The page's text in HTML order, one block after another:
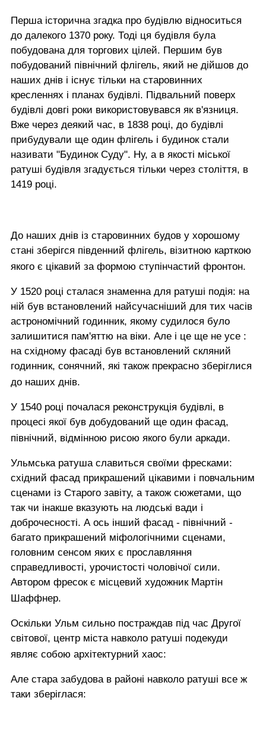
Перша історична згадка про будівлю відноситься
до далекого 1370 року. Тоді ця будівля була
побудована для торгових цілей. Першим був
побудований північний флігель, який не дійшов до
наших днів і існує тільки на старовинних
кресленнях і планах будівлі. Підвальний поверх
будівлі довгі роки використовувався як в'язниця.
Вже через деякий час, в 1838 році, до будівлі
прибудували ще один флігель і будинок стали
називати "Будинок Суду". Ну, а в якості міської
ратуші будівля згадується тільки через століття, в
1419 році.
До наших днів із старовинних будов у хорошому
стані зберігся південний флігель, візитною карткою
якого є цікавий за формою ступінчастий фронтон.
У 1520 році сталася знаменна для ратуші подія: на
ній був встановлений найсучасніший для тих часів
астрономічний годинник, якому судилося було
залишитися пам'яттю на віки. Але і це ще не усе :
на східному фасаді був встановлений скляний
годинник, сонячний, які також прекрасно зберіглися
до наших днів.
У 1540 році почалася реконструкція будівлі, в
процесі якої був добудований ще один фасад,
північний, відмінною рисою якого були аркади.
Ульмська ратуша славиться своїми фресками:
східний фасад прикрашений цікавими і повчальним
сценами із Старого завіту, а також сюжетами, що
так чи інакше вказують на людські вади і
доброчесності. А ось інший фасад - північний -
багато прикрашений міфологічними сценами,
головним сенсом яких є прославляння
справедливості, урочистості чоловічої сили.
Автором фресок є місцевий художник Мартін
Шаффнер.
Оскільки Ульм сильно постраждав під час Другої
світової, центр міста навколо ратуші подекуди
являє собою архітектурний хаос:
Але стара забудова в районі навколо ратуші все ж
таки зберіглася: